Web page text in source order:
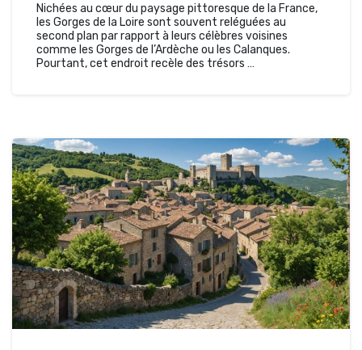
Nichées au cœur du paysage pittoresque de la France,
les Gorges de la Loire sont souvent reléguées au
second plan par rapport à leurs célèbres voisines
comme les Gorges de l’Ardèche ou les Calanques.
Pourtant, cet endroit recèle des trésors …